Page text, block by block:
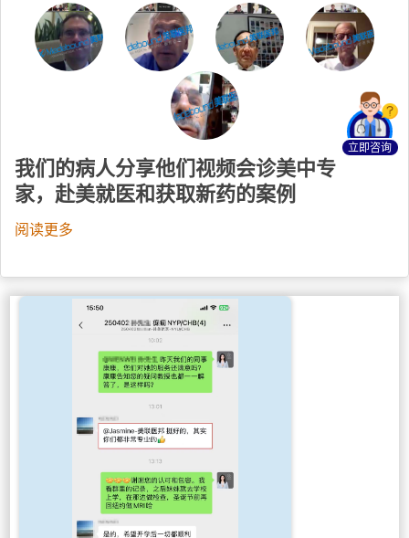
我们的病人分享他们视频会诊美中专
家，赴美就医和获取新药的案例
阅读更多
立即咨询